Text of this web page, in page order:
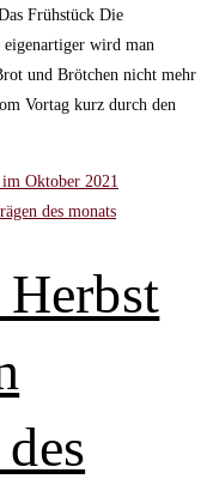
Frühstück Die
wird man
und Brötchen nicht mehr
Vortag kurz durch den
Oktober 2021